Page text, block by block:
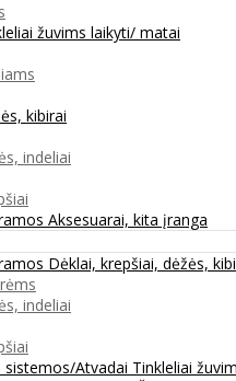
žuvims laikyti/ matai
kibirai
indeliai
Aksesuarai, kita įranga
Dėklai, krepšiai, dėžės,
indeliai
sistemos/Atvadai Tinkleliai